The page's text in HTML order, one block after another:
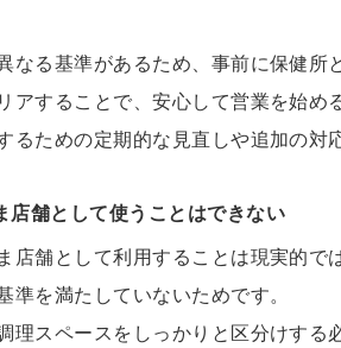
なる基準があるため、事前に保健所
アすることで、安心して営業を始め
るための定期的な見直しや追加の対
店舗として使うことはできない
店舗として利用することは現実的で
準を満たしていないためです。
理スペースをしっかりと区分けする